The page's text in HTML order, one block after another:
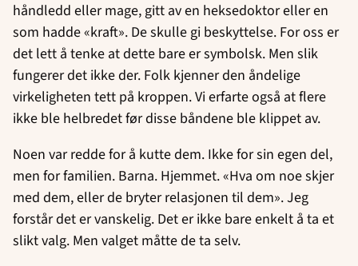
håndledd eller mage, gitt av en heksedoktor eller en
som hadde «kraft». De skulle gi beskyttelse. For oss er
det lett å tenke at dette bare er symbolsk. Men slik
fungerer det ikke der. Folk kjenner den åndelige
virkeligheten tett på kroppen. Vi erfarte også at flere
ikke ble helbredet før disse båndene ble klippet av.
Noen var redde for å kutte dem. Ikke for sin egen del,
men for familien. Barna. Hjemmet. «Hva om noe skjer
med dem, eller de bryter relasjonen til dem». Jeg
forstår det er vanskelig. Det er ikke bare enkelt å ta et
slikt valg. Men valget måtte de ta selv.